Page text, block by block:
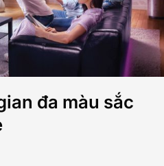
đa màu sắc